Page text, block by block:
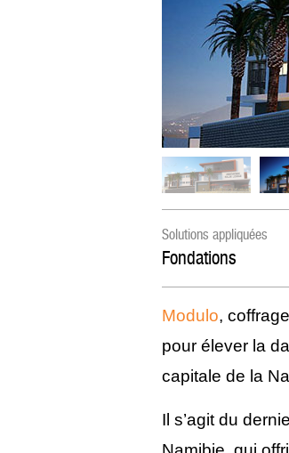
Solutions appliquées
Fondations
Modulo,
pour élever la
capitale de la
Il s’agit du